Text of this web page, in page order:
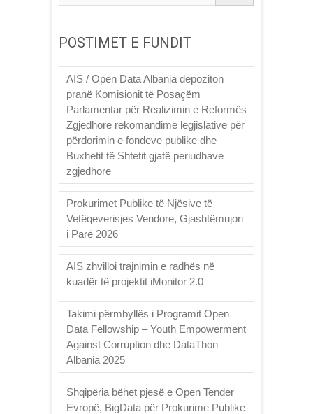
POSTIMET E FUNDIT
AIS / Open Data Albania depoziton
pranë Komisionit të Posaçëm
Parlamentar për Realizimin e Reformës
Zgjedhore rekomandime legjislative për
përdorimin e fondeve publike dhe
Buxhetit të Shtetit gjatë periudhave
zgjedhore
Prokurimet Publike të Njësive të
Vetëqeverisjes Vendore, Gjashtëmujori
i Parë 2026
AIS zhvilloi trajnimin e radhës në
kuadër të projektit iMonitor 2.0
Takimi përmbyllës i Programit Open
Data Fellowship – Youth Empowerment
Against Corruption dhe DataThon
Albania 2025
Shqipëria bëhet pjesë e Open Tender
Evropë, BigData për Prokurime Publike